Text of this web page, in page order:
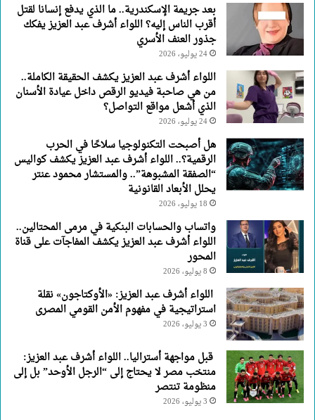
جذور
العنف
الأسري
بعد جريمة الإسكندرية.. ما الذي يدفع إنسانا لقتل
أقرب الناس إليه؟ اللواء أشرف عبد العزيز يفكك
جذور العنف الأسري
24 يوليو، 2026
اللواء أشرف عبد العزيز يكشف الحقيقة الكاملة..
من هي صاحبة فيديو الرقص داخل عيادة الأسنان
الذي أشعل مواقع التواصل؟
24 يوليو، 2026
هل أصبحت التكنولوجيا سلاحًا في الحرب
الرقمية؟.. اللواء أشرف عبد العزيز يكشف كواليس
“الصفقة المشبوهة”.. والمستشار محمود عنتر
يحلل الأبعاد القانونية
18 يوليو، 2026
واتساب والحسابات البنكية في مرمى المحتالين..
اللواء أشرف عبد العزيز يكشف المفاجآت على قناة
المحور
8 يوليو، 2026
اللواء أشرف عبد العزيز: «الأوكتاجون» نقلة
استراتيجية في مفهوم الأمن القومي المصرى
3 يوليو، 2026
قبل مواجهة أستراليا.. اللواء أشرف عبد العزيز:
منتخب مصر لا يحتاج إلى “الرجل الأوحد” بل إلى
منظومة تنتصر
3 يوليو، 2026